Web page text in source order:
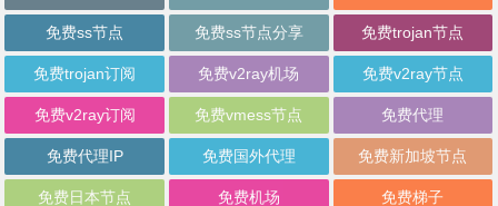
免费ss节点 免费ss节点分享 免费trojan节点
免费trojan订阅 免费v2ray机场 免费v2ray节点
免费v2ray订阅 免费vmess节点 免费代理
免费代理IP 免费国外代理 免费新加坡节点
免费日本节点 免费机场 免费梯子